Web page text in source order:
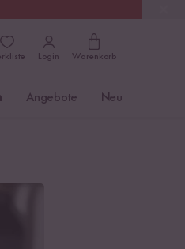
Login Warenkorb
Angebote Neu